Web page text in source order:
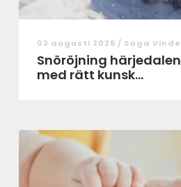
03 augusti 2026 / Saga Vinde
Snöröjning härjedalen trygg vinter
med rätt kunsk...